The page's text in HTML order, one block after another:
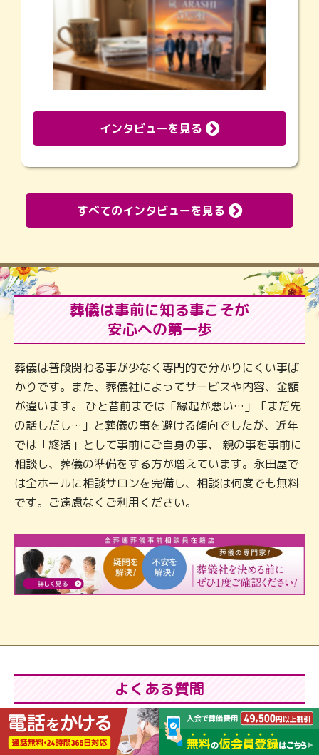
インタビューを見る
すべてのインタビューを見る
葬儀は事前に知る事こそが
安心への第一歩
葬儀は普段関わる事が少なく専門的で分かりにくい事ば
かりです。また、葬儀社によってサービスや内容、金額
が違います。 ひと昔前までは「縁起が悪い…」「まだ先
の話しだし…」と葬儀の事を避ける傾向でしたが、近年
では「終活」として事前にご自身の事、 親の事を事前に
相談し、葬儀の準備をする方が増えています。永田屋で
は全ホールに相談サロンを完備し、相談は何度でも無料
です。ご遠慮なくご利用ください。
よくある質問
深夜・早朝でもお電話はつながりますか？